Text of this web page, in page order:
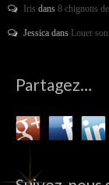
Iris dans 8 chignons
Jessica dans Louer
Partagez…